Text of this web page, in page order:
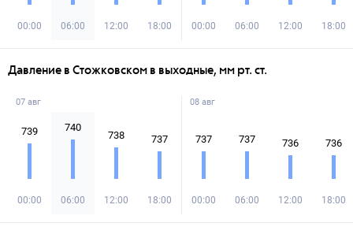
00:00 06:00 12:00 18:00 00:00 06:00 12:00 18:00
Давление в Стожковском в выходные, мм рт. ст.
07 авг
739
00:00
740
06:00
738
12:00
737
18:00
08 авг
737
00:00
737
06:00
736
12:00
736
18:00